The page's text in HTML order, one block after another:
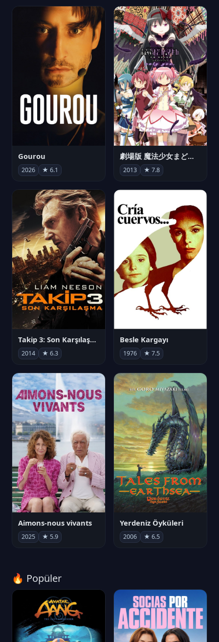
Gourou
2026 ★ 6.1
劇場版 魔法少女まどか☆マギカ[新編]叛逆の物語
2013 ★ 7.8
Takip 3: Son Karşılaşma
2014 ★ 6.3
Besle Kargayı
1976 ★ 7.5
Aimons-nous vivants
2025 ★ 5.9
Yerdeniz Öyküleri
2006 ★ 6.5
🔥 Popüler